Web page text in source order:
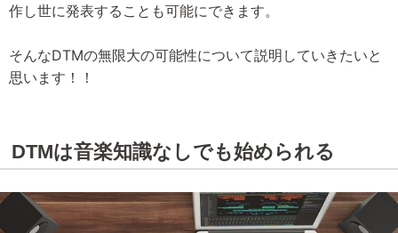
作し世に発表することも可能にできます。
そんなDTMの無限大の可能性について説明していきたいと
思います！！
DTMは音楽知識なしでも始められる